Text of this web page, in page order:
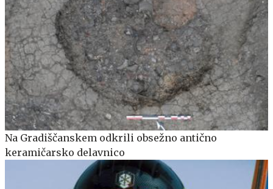
Na Gradiščanskem odkrili obsežno antično
keramičarsko delavnico